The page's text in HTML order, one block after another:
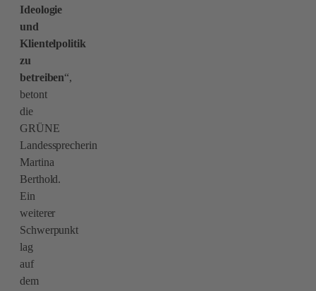
Ideologie
und
Klientelpolitik
zu
betreiben“,
betont
die
GRÜNE
Landessprecherin
Martina
Berthold.
Ein
weiterer
Schwerpunkt
lag
auf
dem